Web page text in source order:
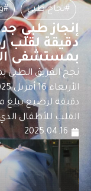
#نجاح طبي
إنجاز طبي
بمستشفى
نجح الفريق الطبي
القلب للأطفال
2025.04.16